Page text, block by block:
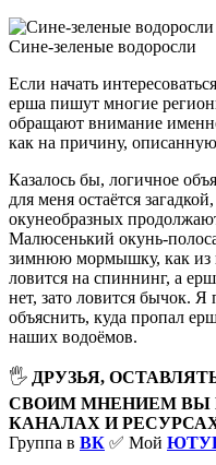
Сине-зеленые водоросли
Если начать
ерша пишут многие
обращают внимание
как на причину,
Казалось бы, логичное
для меня остаётся
окунеобразных
Малюсенький окунь-
зимнюю мормышку, как из
ловится на спиннинг, а
нет, зато ловится бычок.
объяснить, куда пропал
наших водоёмов.
🖐 ДРУЗЬЯ,
СВОИМ МНЕНИЕМ ВЫ
КАНАЛАХ И
Группа в ВК ✅ Мой